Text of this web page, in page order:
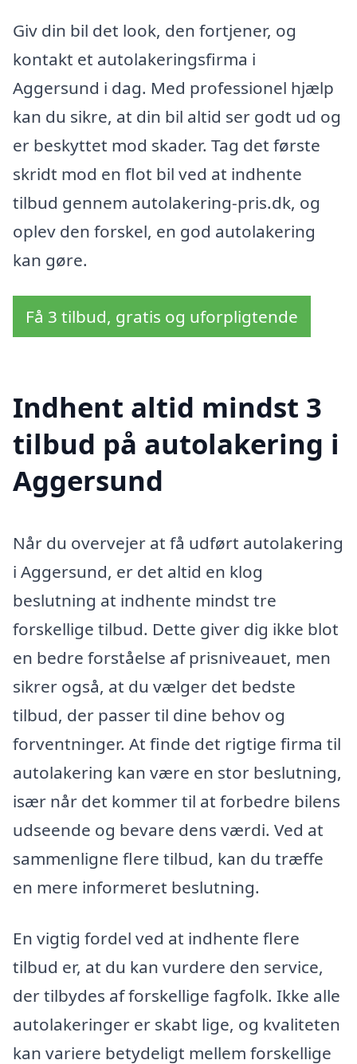
Giv din bil det look, den fortjener, og
kontakt et autolakeringsfirma i
Aggersund i dag. Med professionel hjælp
kan du sikre, at din bil altid ser godt ud og
er beskyttet mod skader. Tag det første
skridt mod en flot bil ved at indhente
tilbud gennem autolakering-pris.dk, og
oplev den forskel, en god autolakering
kan gøre.
Få 3 tilbud, gratis og uforpligtende
Indhent altid mindst 3
tilbud på autolakering i
Aggersund
Når du overvejer at få udført autolakering
i Aggersund, er det altid en klog
beslutning at indhente mindst tre
forskellige tilbud. Dette giver dig ikke blot
en bedre forståelse af prisniveauet, men
sikrer også, at du vælger det bedste
tilbud, der passer til dine behov og
forventninger. At finde det rigtige firma til
autolakering kan være en stor beslutning,
især når det kommer til at forbedre bilens
udseende og bevare dens værdi. Ved at
sammenligne flere tilbud, kan du træffe
en mere informeret beslutning.
En vigtig fordel ved at indhente flere
tilbud er, at du kan vurdere den service,
der tilbydes af forskellige fagfolk. Ikke alle
autolakeringer er skabt lige, og kvaliteten
kan variere betydeligt mellem forskellige